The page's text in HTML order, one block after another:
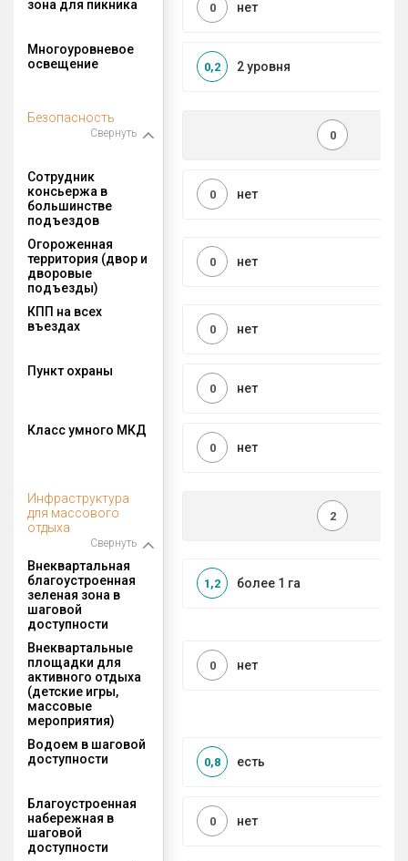
зона для пикника нет
0
Многоуровневое
освещение
2 уровня
0,2
Безопасность
Свернуть 0
Сотрудник
консьержа в
большинстве
подъездов
нет
0
Огороженная
территория (двор и
дворовые
подъезды)
нет
0
КПП на всех
въездах
нет
0
Пункт охраны
нет
0
Класс умного МКД
нет
0
Инфраструктура
для массового
отдыха
Свернуть
2
Внеквартальная
благоустроенная
зеленая зона в
шаговой
доступности
более 1 га
1,2
Внеквартальные
площадки для
активного отдыха
(детские игры,
массовые
мероприятия)
нет
0
Водоем в шаговой
доступности
есть
0,8
Благоустроенная
набережная в
шаговой
доступности
нет
0